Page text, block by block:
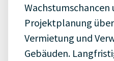
Wachstumschancen
Projektplanung
Vermietung und
Gebäuden.